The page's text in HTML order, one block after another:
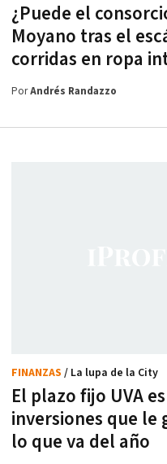
¿Puede el
Moyano tras el
corridas en ropa
PorAndrés Randazzo
El plazo fijo UVA
inversiones que le
lo que va del año
FINANZAS / La lupa de la City